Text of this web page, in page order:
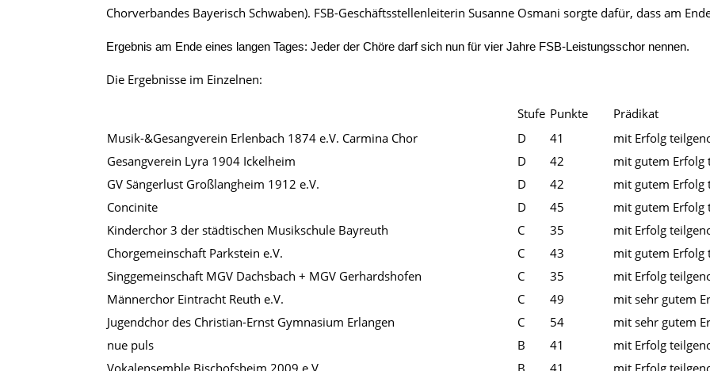
Chorverbandes Bayerisch Schwaben). FSB-Geschäftsstellenleiterin Susanne Osmani sorgte dafür, dass am
Ergebnis am Ende eines langen Tages: Jeder der Chöre darf sich nun für vier Jahre FSB-Leistungsschor nennen.
Die Ergebnisse im Einzelnen:
Stufe Punkte
Prädikat
Musik-&Gesangverein Erlenbach 1874 e.V. Carmina Chor
D 41
mit Erfolg
Gesangverein Lyra 1904 Ickelheim
D 42
mit gutem Erfolg
GV Sängerlust Großlangheim 1912 e.V.
D 42
mit gutem Erfolg
Concinite
D 45
mit gutem Erfolg
Kinderchor 3 der städtischen Musikschule Bayreuth
C 35
mit Erfolg
Chorgemeinschaft Parkstein e.V.
C 43
mit gutem Erfolg
Singgemeinschaft MGV Dachsbach + MGV Gerhardshofen
C 35
mit Erfolg
Männerchor Eintracht Reuth e.V.
C 49
mit sehr gutem
Jugendchor des Christian-Ernst Gymnasium Erlangen
C 54
mit sehr gutem
nue puls
B 41
mit Erfolg